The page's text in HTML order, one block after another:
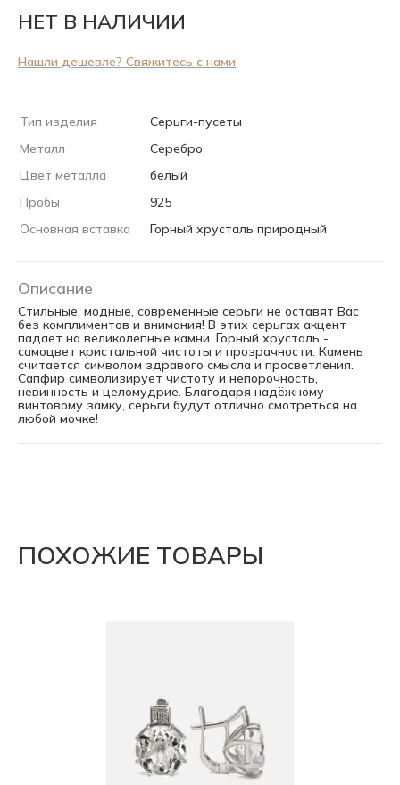
НЕТ В НАЛИЧИИ
Нашли дешевле? Свяжитесь с нами
Тип изделия
Серьги-пусеты
Металл
Серебро
Цвет металла
белый
Пробы
925
Основная вставка
Горный хрусталь природный
Описание
Стильные, модные, современные серьги не оставят Вас
без комплиментов и внимания! В этих серьгах акцент
падает на великолепные камни. Горный хрусталь -
самоцвет кристальной чистоты и прозрачности. Камень
считается символом здравого смысла и просветления.
Сапфир символизирует чистоту и непорочность,
невинность и целомудрие. Благодаря надёжному
винтовому замку, серьги будут отлично смотреться на
любой мочке!
ПОХОЖИЕ ТОВАРЫ